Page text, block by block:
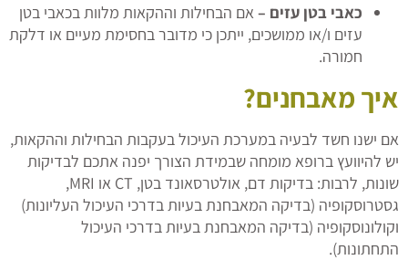
כאבי בטן עזים – אם הבחילות וההקאות מלוות בכאבי בטן
עזים ו/או ממושכים, ייתכן כי מדובר בחסימת מעיים או דלקת
חמורה.
איך מאבחנים?
אם ישנו חשד לבעיה במערכת העיכול בעקבות הבחילות וההקאות,
יש להיוועץ ברופא מומחה שבמידת הצורך יפנה אתכם לבדיקות
שונות, לרבות: בדיקות דם, אולטרסאונד בטן, CT או MRI,
גסטרוסקופיה (בדיקה המאבחנת בעיות בדרכי העיכול העליונות)
וקולונוסקופיה (בדיקה המאבחנת בעיות בדרכי העיכול
התחתונות).